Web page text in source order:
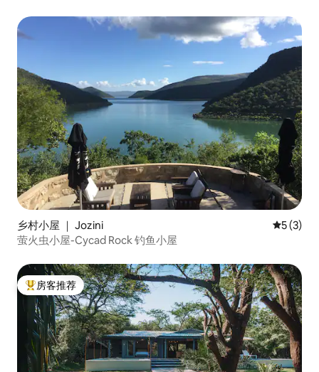
乡村小屋 ｜ Jozini 平均评分
5 (3)
萤火虫小屋-Cycad Rock 钓鱼小屋
热门「房客推荐」
房客推荐